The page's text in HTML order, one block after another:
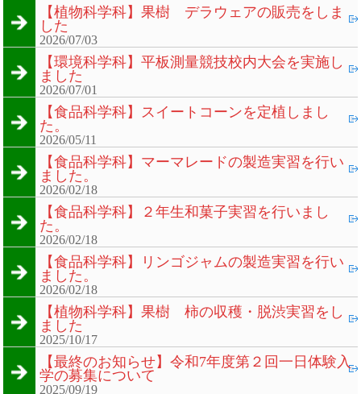
【植物科学科】果樹 デラウェアの販売をしま
した
2026/07/03
【環境科学科】平板測量競技校内大会を実施し
ました
2026/07/01
【食品科学科】スイートコーンを定植しまし
た。
2026/05/11
【食品科学科】マーマレードの製造実習を行い
ました。
2026/02/18
【食品科学科】２年生和菓子実習を行いまし
た。
2026/02/18
【食品科学科】リンゴジャムの製造実習を行い
ました。
2026/02/18
【植物科学科】果樹 柿の収穫・脱渋実習をし
ました
2025/10/17
【最終のお知らせ】令和7年度第２回一日体験入
学の募集について
2025/09/19